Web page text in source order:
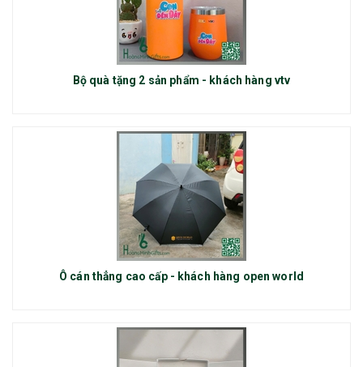
Bộ quà tặng 2 sản phẩm - khách hàng vtv
Ô cán thẳng cao cấp - khách hàng open world